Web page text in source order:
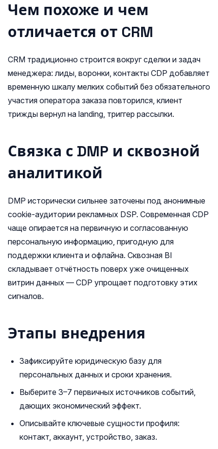
Чем похоже и чем
отличается от CRM
CRM традиционно строится вокруг сделки и задач
менеджера: лиды, воронки, контакты CDP добавляет
временную шкалу мелких событий без обязательного
участия оператора заказа повторился, клиент
трижды вернул на landing, триггер рассылки.
Связка с DMP и сквозной
аналитикой
DMP исторически сильнее заточены под анонимные
cookie-аудитории рекламных DSP. Современная CDP
чаще опирается на первичную и согласованную
персональную информацию, пригодную для
поддержки клиента и офлайна. Сквозная BI
складывает отчётность поверх уже очищенных
витрин данных — CDP упрощает подготовку этих
сигналов.
Этапы внедрения
Зафиксируйте юридическую базу для
персональных данных и сроки хранения.
Выберите 3–7 первичных источников событий,
дающих экономический эффект.
Описывайте ключевые сущности профиля:
контакт, аккаунт, устройство, заказ.